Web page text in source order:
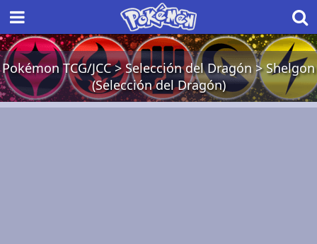
Pokémon TCG/JCC>Selección del Dragón>Shelgon
(Selección del Dragón)